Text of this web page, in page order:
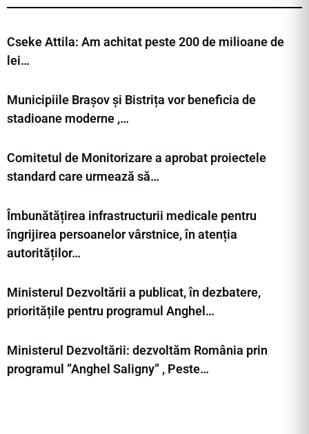
Cseke Attila: Am achitat peste 200 de milioane de
lei…
Municipiile Brașov și Bistrița vor beneficia de
stadioane moderne ,…
Comitetul de Monitorizare a aprobat proiectele
standard care urmează să…
Îmbunătățirea infrastructurii medicale pentru
îngrijirea persoanelor vârstnice, în atenția
autorităților…
Ministerul Dezvoltării a publicat, în dezbatere,
prioritățile pentru programul Anghel…
Ministerul Dezvoltării: dezvoltăm România prin
programul ”Anghel Saligny” , Peste…